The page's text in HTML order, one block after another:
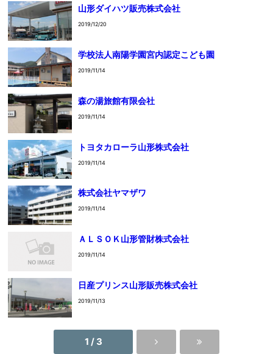
山形ダイハツ販売株式会社
2019/12/20
学校法人南陽学園宮内認定こども園
2019/11/14
森の湯旅館有限会社
2019/11/14
トヨタカローラ山形株式会社
2019/11/14
株式会社ヤマザワ
2019/11/14
ＡＬＳＯＫ山形管財株式会社
2019/11/14
日産プリンス山形販売株式会社
2019/11/13
1 / 3